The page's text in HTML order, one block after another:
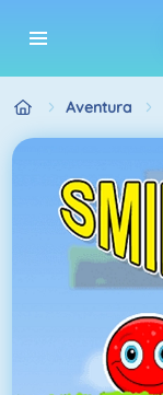
Aventura